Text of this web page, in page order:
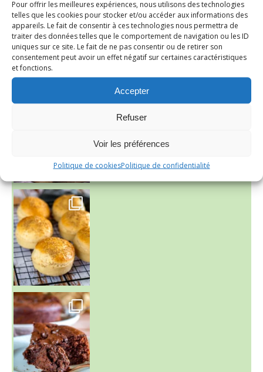
Pour offrir les meilleures expériences, nous utilisons des technologies
telles que les cookies pour stocker et/ou accéder aux informations des
appareils. Le fait de consentir à ces technologies nous permettra de
traiter des données telles que le comportement de navigation ou les ID
uniques sur ce site. Le fait de ne pas consentir ou de retirer son
consentement peut avoir un effet négatif sur certaines caractéristiques
et fonctions.
Accepter
Refuser
Voir les préférences
Politique de cookiesPolitique de confidentialité
~ BUNS MAISON ~
Un peu de boulange par ici au
~ GÂTEAU FONDANT CHOCO NOISETTE ~
C'est lundi